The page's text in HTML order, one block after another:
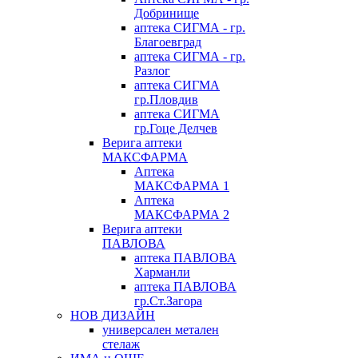
Добринище
аптека СИГМА - гр.
Благоевград
аптека СИГМА - гр.
Разлог
аптека СИГМА
гр.Пловдив
аптека СИГМА
гр.Гоце Делчев
Верига аптеки
МАКСФАРМА
Аптека
МАКСФАРМА 1
Аптека
МАКСФАРМА 2
Верига аптеки
ПАВЛОВА
аптека ПАВЛОВА
Харманли
аптека ПАВЛОВА
гр.Ст.Загора
НОВ ДИЗАЙН
универсален метален
стелаж